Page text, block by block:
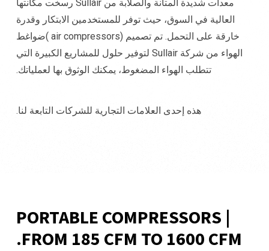
معدات شديدة المتانة والصلابة من Sullair رسخت مكانتها
العالية في السوق، حيث توفر للمستخدمين الابتكار وقدرة
خارقة على التحمل. تم تصميم (air compressors )ضواغط
الهواء من شركة Sullair لتوفير حلول للمشاريع الكبيرة التي
تتطلب الهواء المضغوط، يمكنك الوثوق بها لعملياتك.
هذه إحدى العلامات التجارية للشركات التابعة لنا.
PORTABLE COMPRESSORS |
FROM 185 CFM TO 1600 CFM.